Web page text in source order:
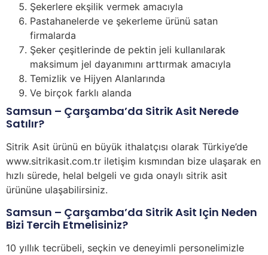
Şekerlere ekşilik vermek amacıyla
Pastahanelerde ve şekerleme ürünü satan
firmalarda
Şeker çeşitlerinde de pektin jeli kullanılarak
maksimum jel dayanımını arttırmak amacıyla
Temizlik ve Hijyen Alanlarında
Ve birçok farklı alanda
Samsun – Çarşamba’da Sitrik Asit Nerede
Satılır?
Sitrik Asit ürünü en büyük ithalatçısı olarak Türkiye’de
www.sitrikasit.com.tr iletişim kısmından bize ulaşarak en
hızlı sürede, helal belgeli ve gıda onaylı sitrik asit
ürününe ulaşabilirsiniz.
Samsun – Çarşamba’da Sitrik Asit Için Neden
Bizi Tercih Etmelisiniz?
10 yıllık tecrübeli, seçkin ve deneyimli personelimizle